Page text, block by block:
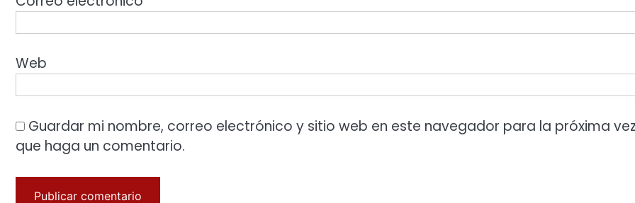
Web
Guardar mi nombre, correo electrónico y sitio web en este navegador para la próxima
que haga un comentario.